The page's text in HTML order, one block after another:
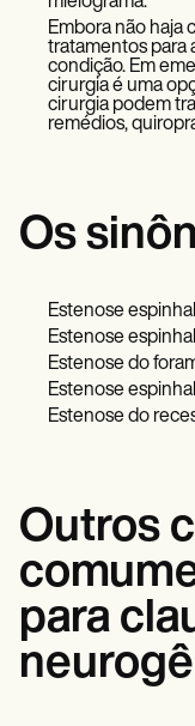
Embora não haja
tratamentos para
condição. Em
cirurgia é uma
cirurgia podem
remédios,
Os
Estenose
Estenose
Estenose do
Estenose
Estenose do
Outros
para